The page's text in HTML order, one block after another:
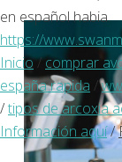
en español habia.
https://
Inicio/comprar
españa rapida /
/tipos de arcoxia
Información aquí/